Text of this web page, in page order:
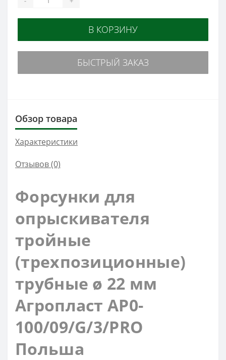
В КОРЗИНУ
БЫСТРЫЙ ЗАКАЗ
Обзор товара
Характеристики
Отзывов (0)
Форсунки для
опрыскивателя
тройные
(трехпозиционные)
трубные ø 22 мм
Агропласт AP0-
100/09/G/3/PRO
Польша